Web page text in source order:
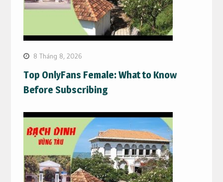
8 Tháng 8, 2026
Top OnlyFans Female: What to Know
Before Subscribing